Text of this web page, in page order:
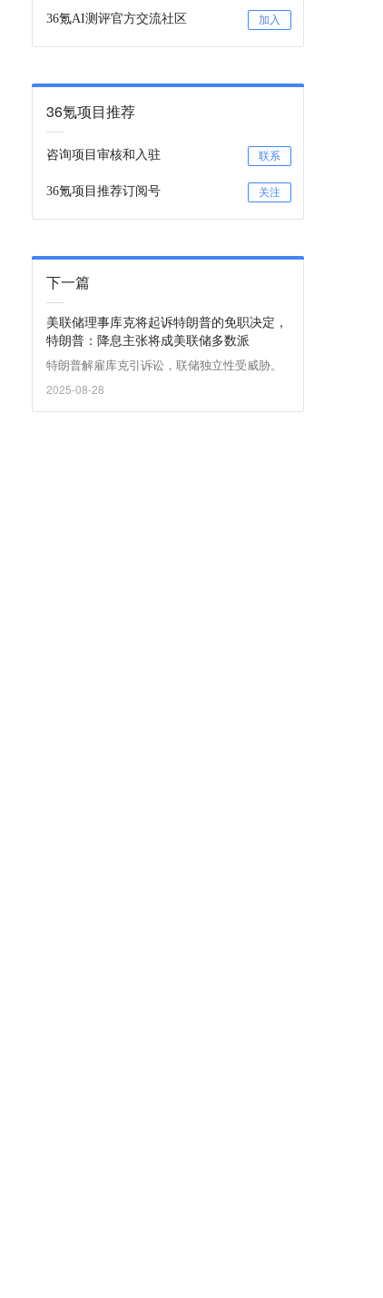
36氪AI测评官方交流社区 加入
36氪项目推荐
咨询项目审核和入驻 联系
36氪项目推荐订阅号 关注
下一篇
美联储理事库克将起诉特朗普的免职决定，
特朗普：降息主张将成美联储多数派
特朗普解雇库克引诉讼，联储独立性受威胁。
2025-08-28